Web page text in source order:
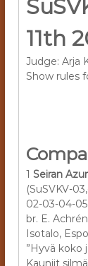
11th
Judge: Arja
Show rules
1Seiran
(SuSVKV-
02-03-04-
br. E.
Isotalo,
”Hyvä koko
Kauniit